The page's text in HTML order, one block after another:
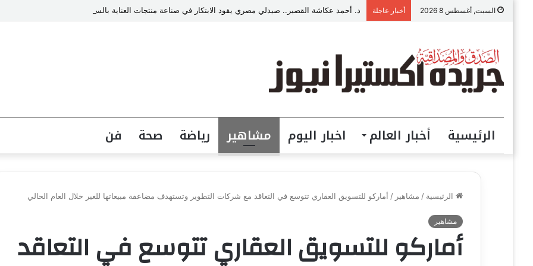
السبت, أغسطس 8 2026 أخبار عاجلة د. أحمد عكاشة القصير.. صيدلي مصري يقود الابتكار في صناعة منتجات العناية بالسيارات
الرئيسية أخبار العالم اخبار اليوم مشاهير رياضة صحة فن
الرئيسية / مشاهير / أماركو للتسويق العقاري تتوسع في التعاقد مع شركات التطوير وتستهدف مضاعفة مبيعاتها للغير خلال العام الحالي
مشاهير
أماركو للتسويق العقاري تتوسع في التعاقد